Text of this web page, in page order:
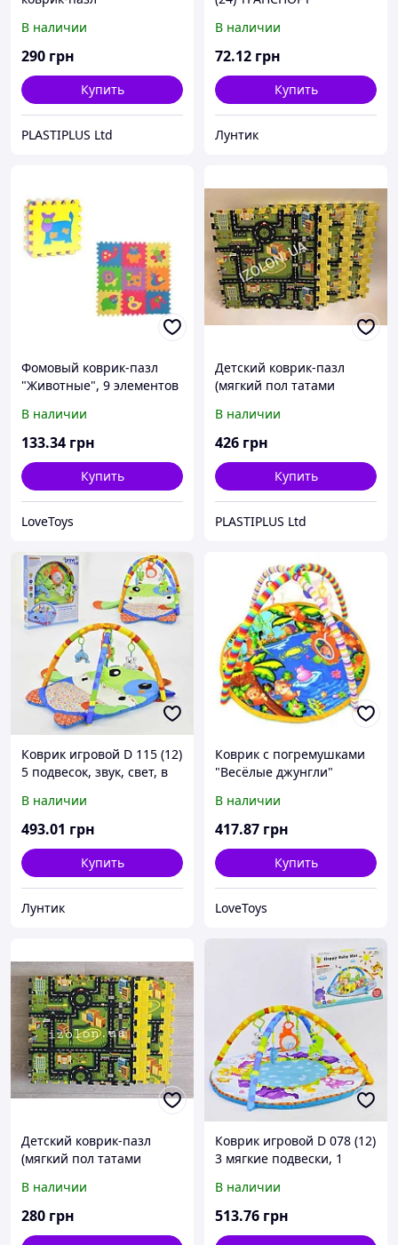
В наличии
290 грн
Купить
PLASTIPLUS Ltd
В наличии
72.12 грн
Купить
Лунтик
Фомовый коврик-пазл
"Животные", 9 элементов
В наличии
133.34 грн
Купить
LoveToys
Детский коврик-пазл
(мягкий пол татами
EVA SPORT Місто
500х500х10мм (6 штук)
В наличии
426 грн
Купить
PLASTIPLUS Ltd
Коврик игровой D 115 (12)
5 подвесок, звук, свет, в
В наличии
493.01 грн
Купить
Лунтик
Коврик с погремушками
"Весёлые джунгли"
В наличии
417.87 грн
Купить
LoveToys
Детский коврик-пазл
(мягкий пол татами
EVA ДОРОГА
500х500х10мм (комплект 4
В наличии
280 грн
Коврик игровой D 078 (12)
3 мягкие подвески, 1
подсветкой, 1 зеркало, в
коробке
В наличии
513.76 грн